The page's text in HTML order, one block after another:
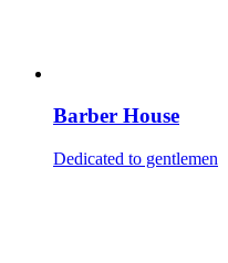
Barber House
Dedicated to gentlemen